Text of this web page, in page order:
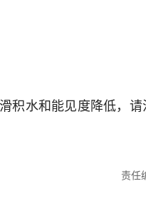
积水和能见度降低，
责任